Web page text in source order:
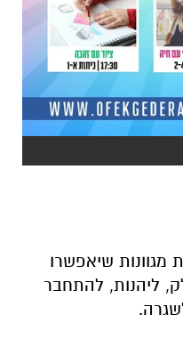
מגוונות שיאפשרו
ליהנות, להתחבר